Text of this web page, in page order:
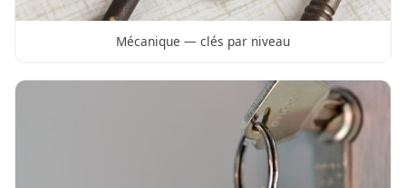
Mécanique — clés par niveau